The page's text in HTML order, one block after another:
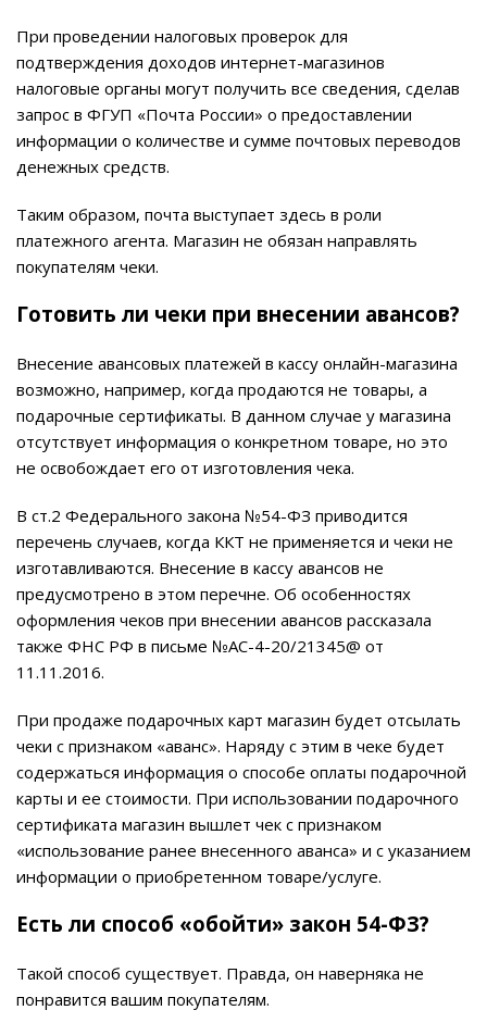
При проведении налоговых проверок для
подтверждения доходов интернет-магазинов
налоговые органы могут получить все сведения, сделав
запрос в ФГУП «Почта России» о предоставлении
информации о количестве и сумме почтовых переводов
денежных средств.
Таким образом, почта выступает здесь в роли
платежного агента. Магазин не обязан направлять
покупателям чеки.
Готовить ли чеки при внесении авансов?
Внесение авансовых платежей в кассу онлайн-магазина
возможно, например, когда продаются не товары, а
подарочные сертификаты. В данном случае у магазина
отсутствует информация о конкретном товаре, но это
не освобождает его от изготовления чека.
В ст.2 Федерального закона №54-ФЗ приводится
перечень случаев, когда ККТ не применяется и чеки не
изготавливаются. Внесение в кассу авансов не
предусмотрено в этом перечне. Об особенностях
оформления чеков при внесении авансов рассказала
также ФНС РФ в письме №АС-4-20/21345@ от
11.11.2016.
При продаже подарочных карт магазин будет отсылать
чеки с признаком «аванс». Наряду с этим в чеке будет
содержаться информация о способе оплаты подарочной
карты и ее стоимости. При использовании подарочного
сертификата магазин вышлет чек с признаком
«использование ранее внесенного аванса» и с указанием
информации о приобретенном товаре/услуге.
Есть ли способ «обойти» закон 54-ФЗ?
Такой способ существует. Правда, он наверняка не
понравится вашим покупателям.